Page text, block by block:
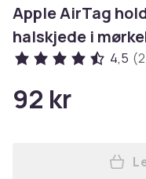
Apple AirTag
halskjede i
4,5
92 kr